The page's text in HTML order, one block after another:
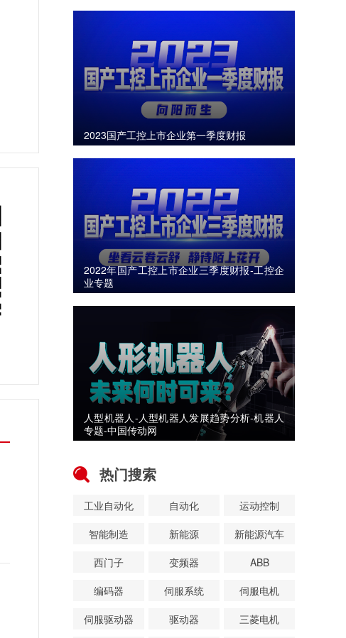
2023国产工控上市企业第一季度财报
2022年国产工控上市企业三季度财报-工控企
业专题
人型机器人-人型机器人发展趋势分析-机器人
专题-中国传动网
热门搜索
工业自动化 自动化
运动控制
智能制造
新能源
新能源汽车
西门子
变频器
ABB
编码器
伺服系统
伺服电机
伺服驱动器
驱动器
三菱电机